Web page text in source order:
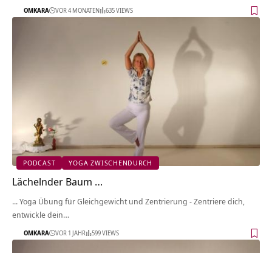
OMKARA VOR 4 MONATEN 635 VIEWS
PODCAST YOGA ZWISCHENDURCH
Lächelnder Baum …
... Yoga Übung für Gleichgewicht und Zentrierung - Zentriere dich,
entwickle dein…
OMKARA VOR 1 JAHR 599 VIEWS